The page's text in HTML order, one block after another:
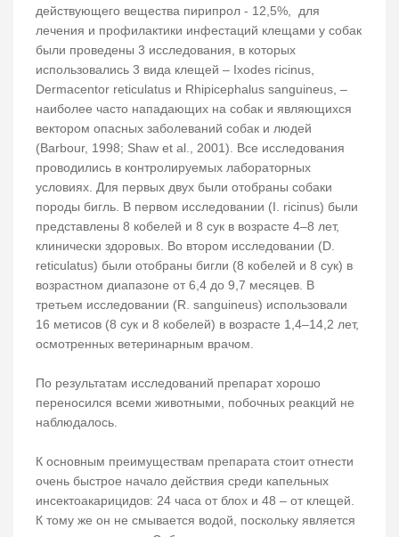
действующего вещества пирипрол - 12,5%, для
лечения и профилактики инфестаций клещами у собак
были проведены 3 исследования, в которых
использовались 3 вида клещей – Ixodes ricinus,
Dermacentor reticulatus и Rhipicephalus sanguineus, –
наиболее часто нападающих на собак и являющихся
вектором опасных заболеваний собак и людей
(Barbour, 1998; Shaw et al., 2001). Все исследования
проводились в контролируемых лабораторных
условиях. Для первых двух были отобраны собаки
породы бигль. В первом исследовании (I. ricinus) были
представлены 8 кобелей и 8 сук в возрасте 4–8 лет,
клинически здоровых. Во втором исследовании (D.
reticulatus) были отобраны бигли (8 кобелей и 8 сук) в
возрастном диапазоне от 6,4 до 9,7 месяцев. В
третьем исследовании (R. sanguineus) использовали
16 метисов (8 сук и 8 кобелей) в возрасте 1,4–14,2 лет,
осмотренных ветеринарным врачом.
По результатам исследований препарат хорошо
переносился всеми животными, побочных реакций не
наблюдалось.
К основным преимуществам препарата стоит отнести
очень быстрое начало действия среди капельных
инсектоакарицидов: 24 часа от блох и 48 – от клещей.
К тому же он не смывается водой, поскольку является